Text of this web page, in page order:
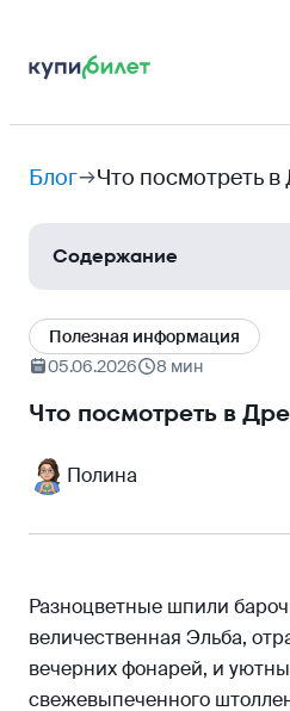
Блог Что посмотреть
Содержание
Как добраться до
Когда ехать в Дрезден и
Достопримечательности
Фрауэнкирхе
Дрезденский замок-
(Residenzschloss) и
(Grünes Gewölbe)
Художественный
Полезная информация
05.06.2026
8 мин
Что посмотреть в
Полина
Разноцветные шпили
величественная Эльба,
вечерних фонарей, и
свежевыпеченного